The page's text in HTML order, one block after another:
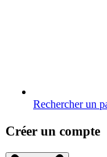
Rechercher un
Créer un compte